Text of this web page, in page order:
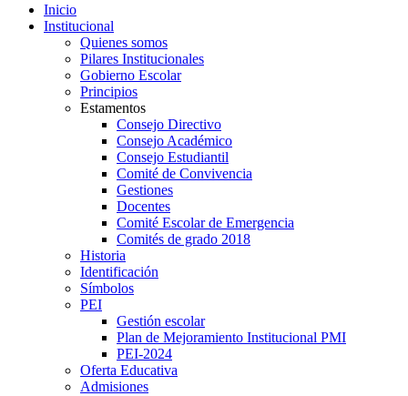
Inicio
Institucional
Quienes somos
Pilares Institucionales
Gobierno Escolar
Principios
Estamentos
Consejo Directivo
Consejo Académico
Consejo Estudiantil
Comité de Convivencia
Gestiones
Docentes
Comité Escolar de Emergencia
Comités de grado 2018
Historia
Identificación
Símbolos
PEI
Gestión escolar
Plan de Mejoramiento Institucional PMI
PEI-2024
Oferta Educativa
Admisiones